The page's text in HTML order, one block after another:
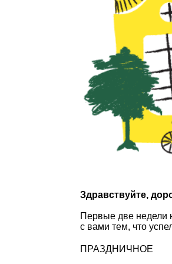
Здравствуйте,
Первые две недели
с вами тем, что
ПРАЗДНИЧНОЕ